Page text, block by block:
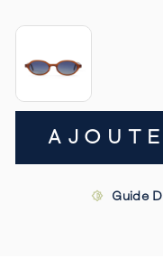
Guide